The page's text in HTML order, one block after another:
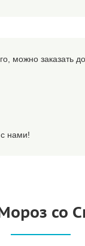
можно заказать
нами!
со